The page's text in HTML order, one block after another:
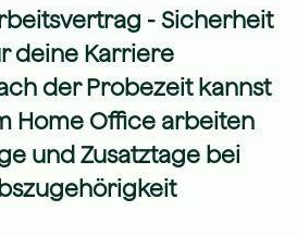
- Sicherheit
deine Karriere
der Probezeit kannst
Home Office arbeiten
und Zusatztage bei